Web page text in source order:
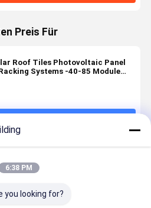
Preis Für
Roof Tiles Photovoltaic Panel
Systems -40-85 Module
6:38 PM
you looking for?